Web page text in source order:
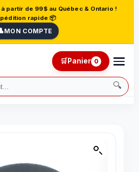
à partir de 99$ au Québec & Ontario !
rapide 📦
MON COMPTE
🔍
🛒Panier 0